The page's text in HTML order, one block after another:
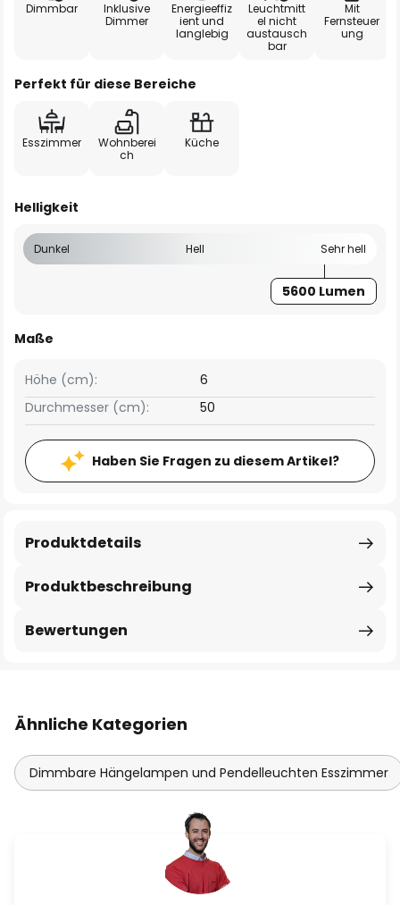
Dimmbar
Inklusive
Dimmer
Energieeffiz
ient und
langlebig
Leuchtmitt
el nicht
austausch
bar
Mit
Fernsteuer
ung
Perfekt für diese Bereiche
Esszimmer
Wohnberei
ch
Küche
Helligkeit
Dunkel Hell Sehr hell
5600 Lumen
Maße
Höhe (cm):
6
Durchmesser (cm):
50
Haben Sie Fragen zu diesem Artikel?
Produktbeschreibung
Produktdetails
Bewertungen
Ähnliche Kategorien
Dimmbare Hängelampen und Pendelleuchten Esszimmer